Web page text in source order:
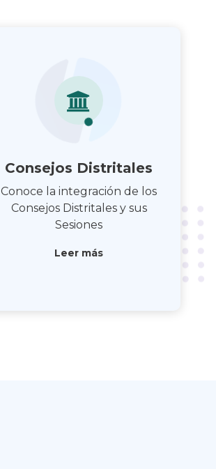
Consejos Distritales
Conoce la integración de los
Consejos Distritales y sus
Sesiones
Leer más